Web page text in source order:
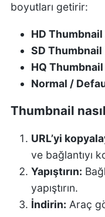
boyutları getirir:
HD
SD
HQ
Normal /
Thumbnail
URL’yi
ve bağlantıyı
Yapıştırın:
yapıştırın.
İndirin: Araç